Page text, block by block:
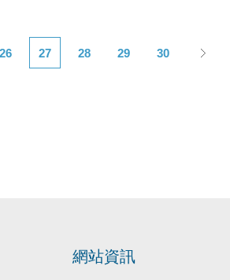
26 27 28 29 30
網站資訊